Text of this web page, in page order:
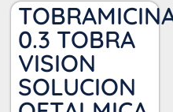
0.3 TOBRA
VISION
SOLUCION